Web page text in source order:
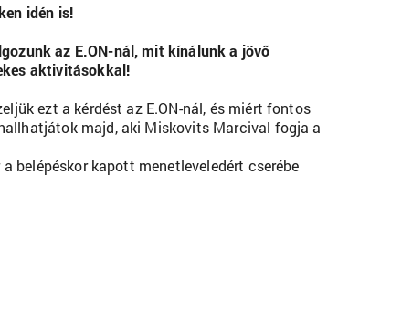
idén is!
az E.ON-nál, mit kínálunk a jövő
aktivitásokkal!
ezt a kérdést az E.ON-nál, és miért fontos
majd, aki Miskovits Marcival fogja a
belépéskor kapott menetleveledért cserébe